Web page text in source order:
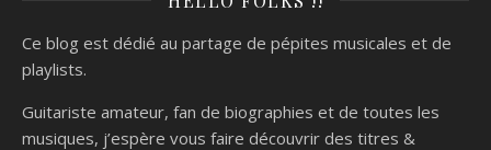
Ce blog est dédié au partage de pépites musicales et de
playlists.
Guitariste amateur, fan de biographies et de toutes les
musiques, j’espère vous faire découvrir des titres &